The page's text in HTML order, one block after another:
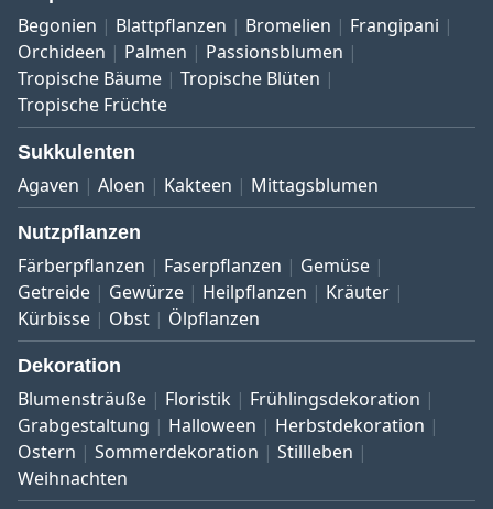
Begonien Blattpflanzen Bromelien
Frangipani
Orchideen
Palmen
Passionsblumen
Tropische Bäume
Tropische Blüten
Tropische Früchte
Sukkulenten
Agaven Aloen Kakteen Mittagsblumen
Nutzpflanzen
Färberpflanzen Faserpflanzen
Gemüse
Getreide
Gewürze Heilpflanzen
Kräuter
Kürbisse
Obst Ölpflanzen
Dekoration
Blumensträuße Floristik
Frühlingsdekoration
Grabgestaltung
Halloween
Herbstdekoration
Ostern
Sommerdekoration
Stillleben
Weihnachten